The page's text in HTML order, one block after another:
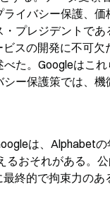
イバシー保護、
プレジデントで
スの開発に不可
た。Googleはこ
ー保護策では、
は、Alphabet
るおそれがある。
終的で拘束力のあ